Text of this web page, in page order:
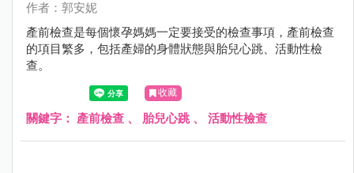
作者：郭安妮
產前檢查是每個懷孕媽媽一定要接受的檢查事項，產前檢查
的項目繁多，包括產婦的身體狀態與胎兒心跳、活動性檢
查。
收藏
關鍵字： 產前檢查 、 胎兒心跳、 活動性檢查